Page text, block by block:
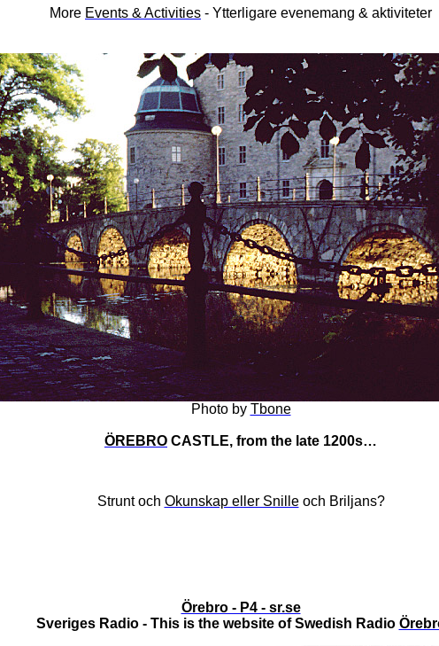
More Events & Activities - Ytterligare evenemang & aktiviteter
Photo by Tbone
ÖREBRO CASTLE, from the late 1200s…
Strunt och Okunskap eller Snilleoch Briljans?
Örebro - P4 - sr.se
Sveriges Radio - This is the website of Swedish Radio